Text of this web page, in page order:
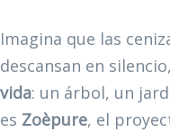
Imagina que las
descansan en
vida: un árbol, un
es Zoèpure, el